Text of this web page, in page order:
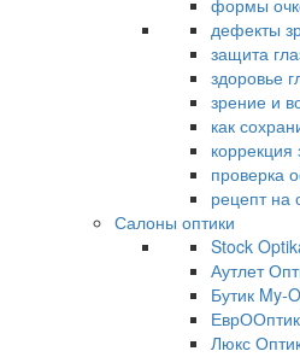
формы
дефекты
защита
здоровье
зрение и
как
коррекция
проверка
рецепт на
Салоны оптики
Stock
Аутлет
Бутик My-
Люкс